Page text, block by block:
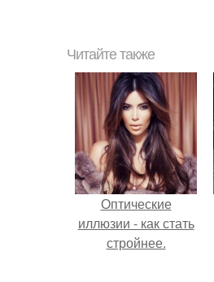
Читайте также
Оптические
иллюзии - как стать
стройнее.